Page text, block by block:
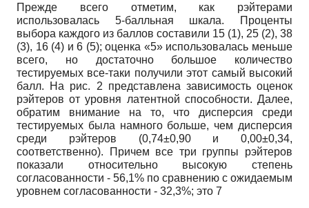
Прежде всего отметим, как рэйтерами
использовалась 5-балльная шкала. Проценты
выбора каждого из баллов составили 15 (1), 25 (2), 38
(3), 16 (4) и 6 (5); оценка «5» использовалась меньше
всего, но достаточно большое количество
тестируемых все-таки получили этот самый высокий
балл. На рис. 2 представлена зависимость оценок
рэйтеров от уровня латентной способности. Далее,
обратим внимание на то, что дисперсия среди
тестируемых была намного больше, чем дисперсия
среди рэйтеров (0,74±0,90 и 0,00±0,34,
соответственно). Причем все три группы рэйтеров
показали относительно высокую степень
согласованности - 56,1% по сравнению с ожидаемым
уровнем согласованности - 32,3%; это 7